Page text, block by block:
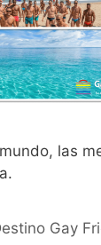
las
Gay